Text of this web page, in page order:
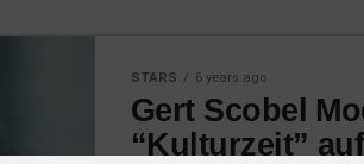
STARS 6 years ago
Gert Scobel
“Kulturzeit”